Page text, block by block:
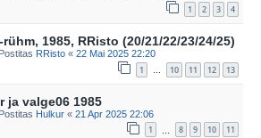
1 2 3 4
rühm, 1985, RRisto (20/21/22/23/24/25)
RRisto « 22 Mai 2025 22:20
1 … 10 11 12 13
ja valge06 1985
Hulkur « 21 Apr 2025 22:06
1 8 9 10 11